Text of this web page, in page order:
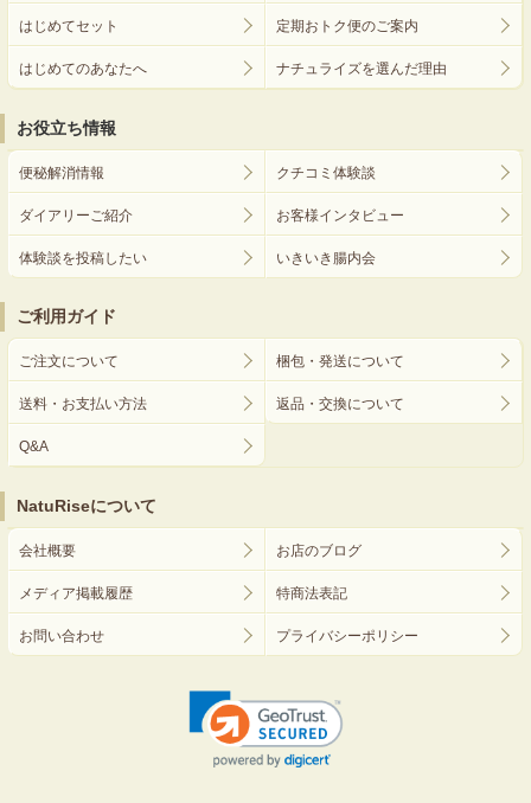
はじめてセット 定期おトク便のご案内
はじめてのあなたへ ナチュライズを選んだ理由
お役立ち情報
便秘解消情報 クチコミ体験談
ダイアリーご紹介 お客様インタビュー
体験談を投稿したい いきいき腸内会
ご利用ガイド
ご注文について 梱包・発送について
送料・お支払い方法 返品・交換について
Q&A
NatuRiseについて
会社概要 お店のブログ
メディア掲載履歴 特商法表記
お問い合わせ プライバシーポリシー